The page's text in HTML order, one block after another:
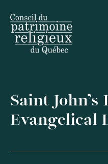
Saint John’s
Evangelical